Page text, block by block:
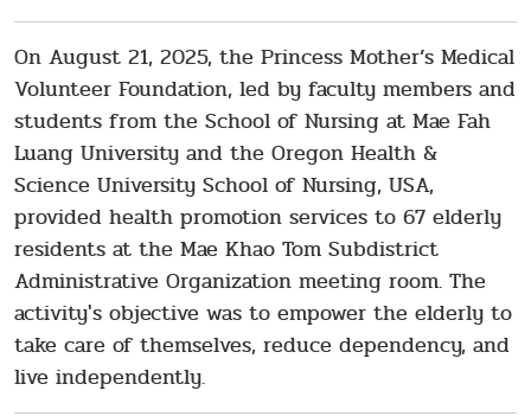
On August 21, 2025, the Princess Mother’s Medical
Volunteer Foundation, led by faculty members and
students from the School of Nursing at Mae Fah
Luang University and the Oregon Health &
Science University School of Nursing, USA,
provided health promotion services to 67 elderly
residents at the Mae Khao Tom Subdistrict
Administrative Organization meeting room. The
activity's objective was to empower the elderly to
take care of themselves, reduce dependency, and
live independently.